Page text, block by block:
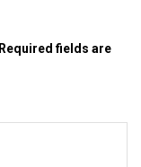
Required fields are